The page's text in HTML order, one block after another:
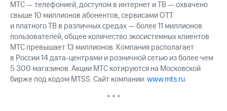
МТС — телефонией, доступом в интернет и ТВ — охвачено
свыше 10 миллионов абонентов, сервисами OTT
и платного ТВ в различных средах — более 11 миллионов
пользователей, общее количество экосистемных клиентов
МТС превышает 13 миллионов. Компания располагает
в России 14 дата-центрами и розничной сетью из более чем
5 300 магазинов. Акции МТС котируются на Московской
бирже под кодом MTSS. Сайт компании:www.mts.ru.
* * *